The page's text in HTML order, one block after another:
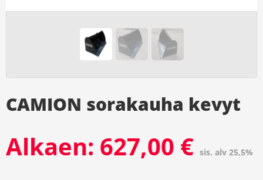
CAMION sorakauha kevyt
Alkaen: 627,00 € sis. alv 25,5%